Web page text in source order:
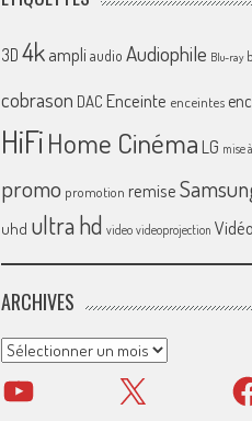
3D 4k ampliaudio Audiophile Blu-ray
cobrason DAC Enceinte enceintes
HiFiHome Cinéma LG mise
promo promotion remise
uhd ultra hd video videoprojection
ARCHIVES
Archives
YouTube X